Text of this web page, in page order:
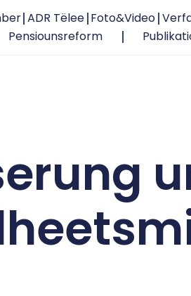
ADR Tëlee Foto&Video
Pensiounsreform